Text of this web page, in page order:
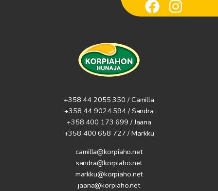
+358 44 2055 350 / Camilla
+358 44 9024 594 / Sandra
+358 400 173 699 / Jaana
+358 400 658 727 / Markku
camilla@korpiaho.net
sandra@korpiaho.net
markku@korpiaho.net
jaana@korpiaho.net